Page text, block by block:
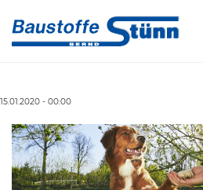
15.01.2020 - 00:00